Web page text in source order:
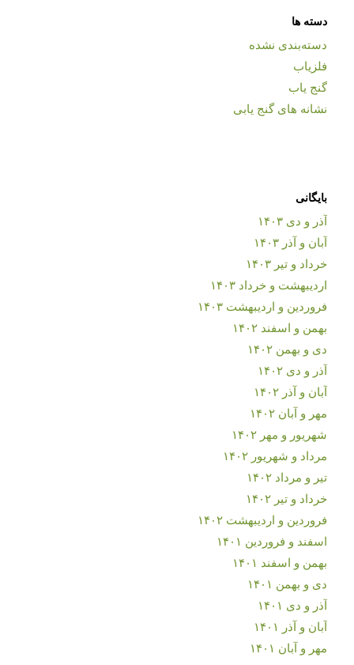
دسته ها
دسته‌بندی نشده
فلزیاب
گنج یاب
نشانه های گنج یابی
بایگانی
آذر و دی ۱۴۰۳
آبان و آذر ۱۴۰۳
خرداد و تیر ۱۴۰۳
اردیبهشت و خرداد ۱۴۰۳
فروردین و اردیبهشت ۱۴۰۳
بهمن و اسفند ۱۴۰۲
دی و بهمن ۱۴۰۲
آذر و دی ۱۴۰۲
آبان و آذر ۱۴۰۲
مهر و آبان ۱۴۰۲
شهریور و مهر ۱۴۰۲
مرداد و شهریور ۱۴۰۲
تیر و مرداد ۱۴۰۲
خرداد و تیر ۱۴۰۲
فروردین و اردیبهشت ۱۴۰۲
اسفند و فروردین ۱۴۰۱
بهمن و اسفند ۱۴۰۱
دی و بهمن ۱۴۰۱
آذر و دی ۱۴۰۱
آبان و آذر ۱۴۰۱
مهر و آبان ۱۴۰۱